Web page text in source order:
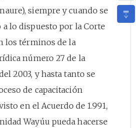
siempre y cuando se
lo dispuesto por la Corte
los términos de la
número 27 de la
2003, y hasta tanto se
de capacitación
en el Acuerdo de 1.991,
Wayúu pueda hacerse